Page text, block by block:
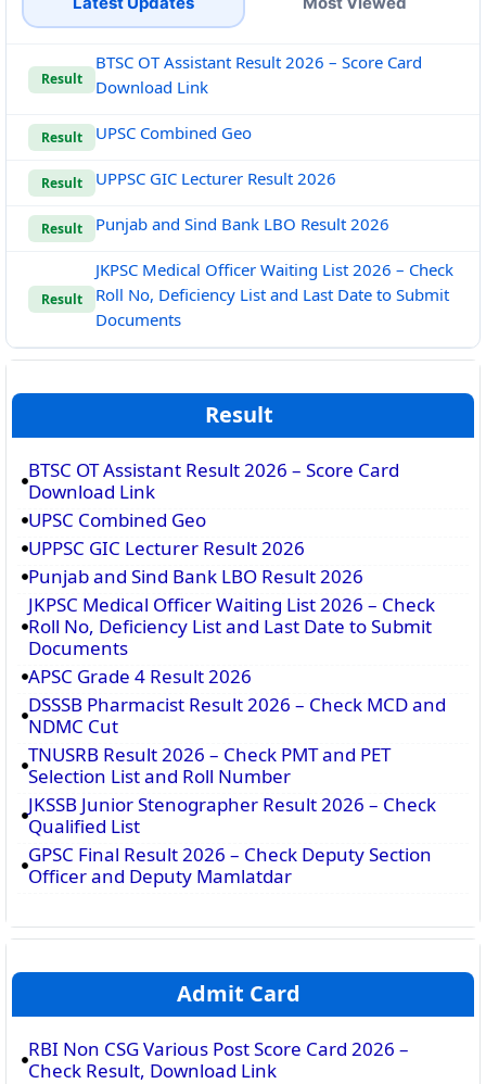
Result
BTSC OT Assistant Result 2026 – Score Card
Download Link
Result UPSC Combined Geo
Result UPPSC GIC Lecturer Result 2026
Result Punjab and Sind Bank LBO Result 2026
Result
JKPSC Medical Officer Waiting List 2026 – Check
Roll No, Deficiency List and Last Date to Submit
Documents
Result
BTSC OT Assistant Result 2026 – Score Card
Download Link
UPSC Combined Geo
UPPSC GIC Lecturer Result 2026
Punjab and Sind Bank LBO Result 2026
JKPSC Medical Officer Waiting List 2026 – Check
Roll No, Deficiency List and Last Date to Submit
Documents
APSC Grade 4 Result 2026
DSSSB Pharmacist Result 2026 – Check MCD and
NDMC Cut
TNUSRB Result 2026 – Check PMT and PET
Selection List and Roll Number
JKSSB Junior Stenographer Result 2026 – Check
Qualified List
GPSC Final Result 2026 – Check Deputy Section
Officer and Deputy Mamlatdar
Admit Card
RBI Non CSG Various Post Score Card 2026 –
Check Result, Download Link